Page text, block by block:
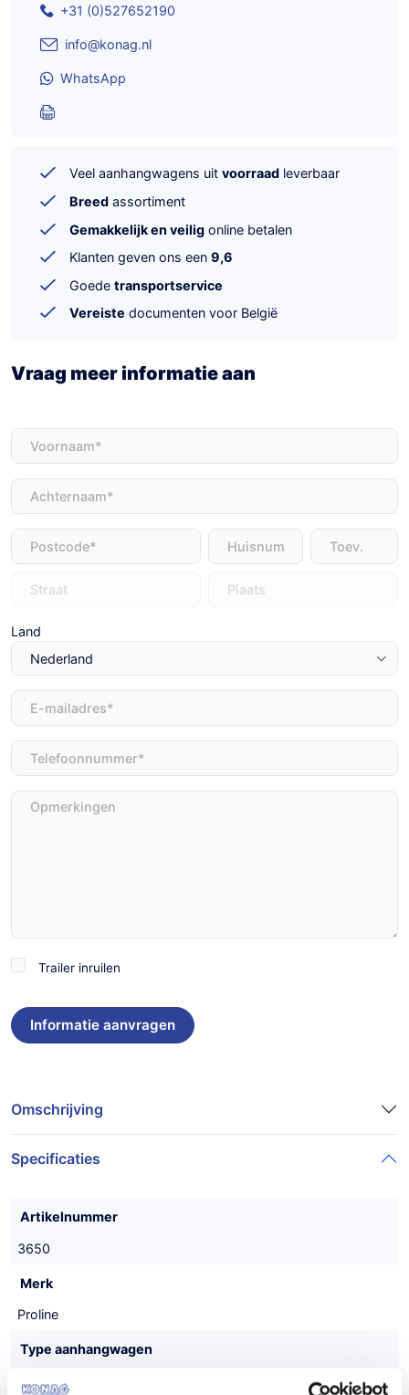
+31 (0)527652190
info@konag.nl
WhatsApp
Veel aanhangwagens uit voorraad leverbaar
Breed assortiment
Gemakkelijk en veilig online betalen
Klanten geven ons een 9,6
Goede transportservice
Vereiste documenten voor België
Vraag meer informatie aan
Voornaam
Achternaam
Adres
Land
E-
mailadres(Vereist)
Telefoon
Opmerkingen
TrailerTrailer inruilen
Omschrijving
Specificaties
Artikelnummer
3650
Merk
Proline
Type aanhangwagen
Machinetransporter